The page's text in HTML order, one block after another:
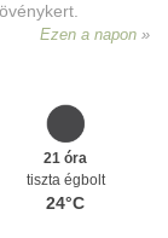
Ezen a napon
21 óra
tiszta égbolt
24°C